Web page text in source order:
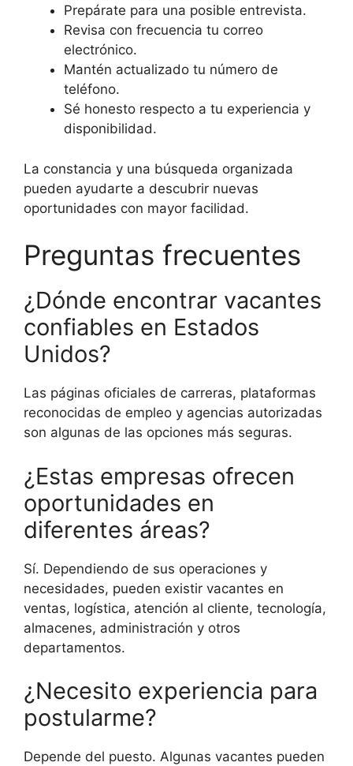
Prepárate para una posible entrevista.
Revisa con frecuencia tu correo
electrónico.
Mantén actualizado tu número de
teléfono.
Sé honesto respecto a tu experiencia y
disponibilidad.
La constancia y una búsqueda organizada
pueden ayudarte a descubrir nuevas
oportunidades con mayor facilidad.
Preguntas frecuentes
¿Dónde encontrar vacantes
confiables en Estados
Unidos?
Las páginas oficiales de carreras, plataformas
reconocidas de empleo y agencias autorizadas
son algunas de las opciones más seguras.
¿Estas empresas ofrecen
oportunidades en
diferentes áreas?
Sí. Dependiendo de sus operaciones y
necesidades, pueden existir vacantes en
ventas, logística, atención al cliente, tecnología,
almacenes, administración y otros
departamentos.
¿Necesito experiencia para
postularme?
Depende del puesto. Algunas vacantes pueden